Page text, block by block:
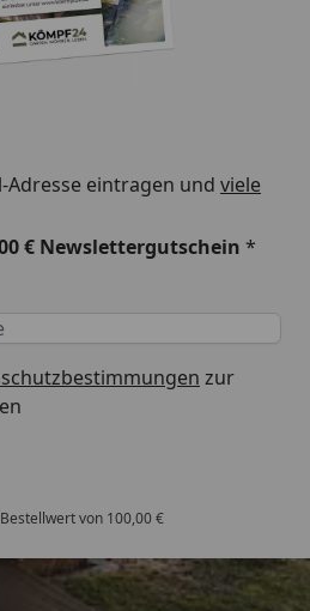
Adresse eintragen und viele
€ Newslettergutschein *
zur
von 100,00 €